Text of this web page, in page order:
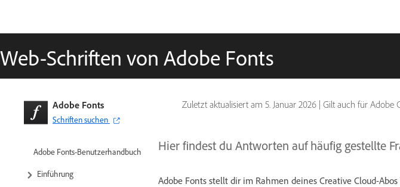
Web-Schriften von Adobe Fonts
Zuletzt aktualisiert am 5. Januar 2026 | Gilt auch für Adobe
Adobe Fonts
Schriften suchen
Adobe Fonts-Benutzerhandbuch
Einführung
Hier findest du Antworten auf häufig gestellte
Adobe Fonts stellt dir im Rahmen deines Creative Cloud-